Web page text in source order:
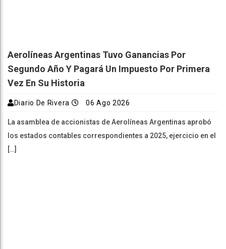
Aerolíneas Argentinas Tuvo Ganancias Por
Segundo Año Y Pagará Un Impuesto Por Primera
Vez En Su Historia
Diario De Rivera 06 Ago 2026
La asamblea de accionistas de Aerolíneas Argentinas aprobó
los estados contables correspondientes a 2025, ejercicio en el
[…]